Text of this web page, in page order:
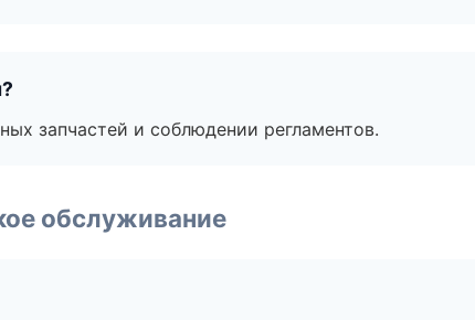
запчастей и соблюдении регламентов.
обслуживание